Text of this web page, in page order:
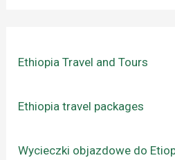
Ethiopia Travel and Tours
Ethiopia travel packages
Wycieczki objazdowe do